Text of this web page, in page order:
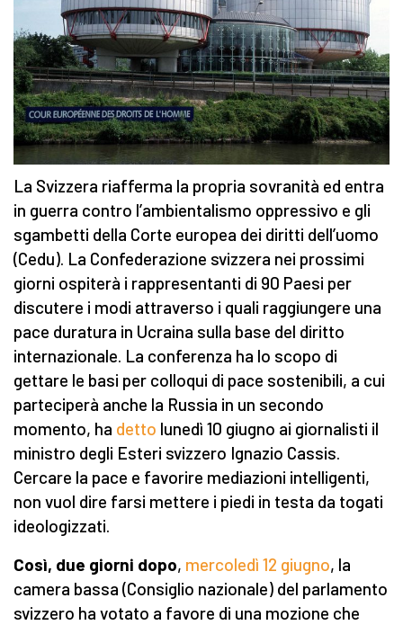
La Svizzera riafferma la propria sovranità ed entra
in guerra contro l’ambientalismo oppressivo e gli
sgambetti della Corte europea dei diritti dell’uomo
(Cedu). La Confederazione svizzera nei prossimi
giorni ospiterà i rappresentanti di 90 Paesi per
discutere i modi attraverso i quali raggiungere una
pace duratura in Ucraina sulla base del diritto
internazionale. La conferenza ha lo scopo di
gettare le basi per colloqui di pace sostenibili, a cui
parteciperà anche la Russia in un secondo
momento, ha detto lunedì 10 giugno ai giornalisti il
ministro degli Esteri svizzero Ignazio Cassis.
Cercare la pace e favorire mediazioni intelligenti,
non vuol dire farsi mettere i piedi in testa da togati
ideologizzati.
Così, due giorni dopo, mercoledì 12 giugno, la
camera bassa (Consiglio nazionale) del parlamento
svizzero ha votato a favore di una mozione che